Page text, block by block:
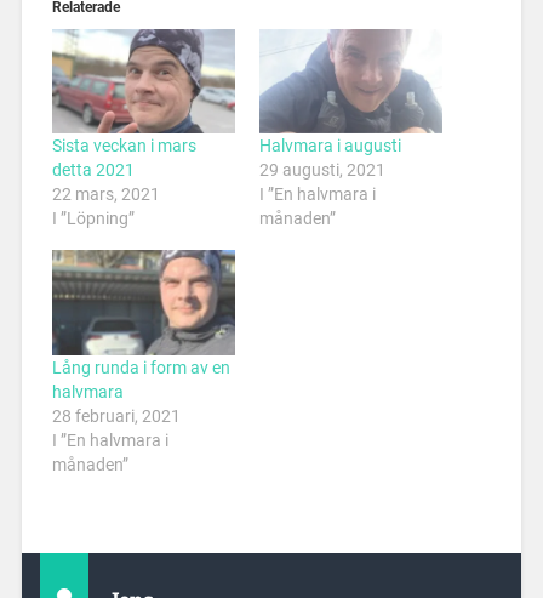
Relaterade
Sista veckan i mars
detta 2021
22 mars, 2021
I ”Löpning”
Halvmara i augusti
29 augusti, 2021
I ”En halvmara i
månaden”
Lång runda i form av en
halvmara
28 februari, 2021
I ”En halvmara i
månaden”